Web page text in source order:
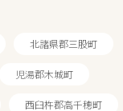
北諸県郡三股町
児湯郡木城町
西臼杵郡高千穂町